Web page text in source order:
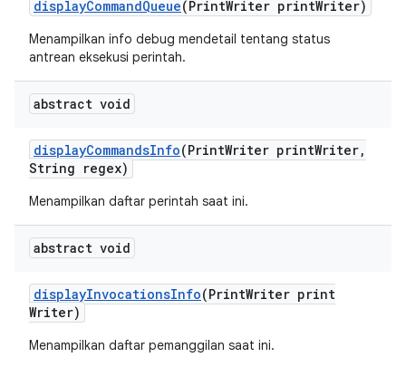
displayCommandQueue(PrintWriter printWriter)
Menampilkan info debug mendetail tentang status
antrean eksekusi perintah.
abstract void
displayCommandsInfo(PrintWriter printWriter,
String regex)
Menampilkan daftar perintah saat ini.
abstract void
displayInvocationsInfo(PrintWriter print
Writer)
Menampilkan daftar pemanggilan saat ini.